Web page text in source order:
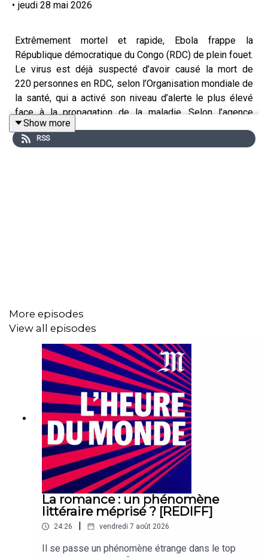
• jeudi 28 mai 2026
Extrêmement mortel et rapide, Ebola frappe la
République démocratique du Congo (RDC) de plein fouet.
Le virus est déjà suspecté d’avoir causé la mort de
220 personnes en RDC, selon l’Organisation mondiale de
la santé, qui a activé son niveau d’alerte le plus élevé
face à la propagation de la maladie. Selon l’agence
sanitaire de l’Union africaine, dix pays africains risquent
d’être touchés par le virus.
Delphine Roucaute, journaliste chargée de la santé au
service Planète du
comprendre de cette nouvelle souche. Morgane Le Cam,
journaliste au service Afrique duMonde,
les difficultés sanitaires et logistiques que connaissent
les pays concernés par l’épidémie.
Un épisode d'Esther Michon. Réalisation : Thomas Zeng.
Présentation et rédaction en chef : Thomas
Baumgartner. Dans cet épisode : extraits de deux
reportages réalisés par Reuters en Ouganda et en
République démocratique du Congo, les 18 et 19 mai
Cet épisode a été publié le 28 mai 2026.
Show more
RSS
More episodes
View all episodes
La romance : un phénomène
littéraire méprisé ? [REDIFF]
24:26 vendredi 7 août 2026
Il se passe un phénomène étrange dans le top